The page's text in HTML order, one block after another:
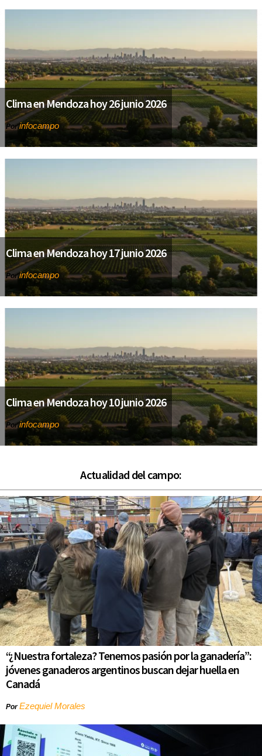
Clima en Mendoza hoy 26 junio 2026
Porinfocampo
Clima en Mendoza hoy 17 junio 2026
Porinfocampo
Clima en Mendoza hoy 10 junio 2026
Porinfocampo
Actualidad del campo:
“¿Nuestra fortaleza? Tenemos pasión por la ganadería”:
jóvenes ganaderos argentinos buscan dejar huella en
Canadá
PorEzequiel Morales